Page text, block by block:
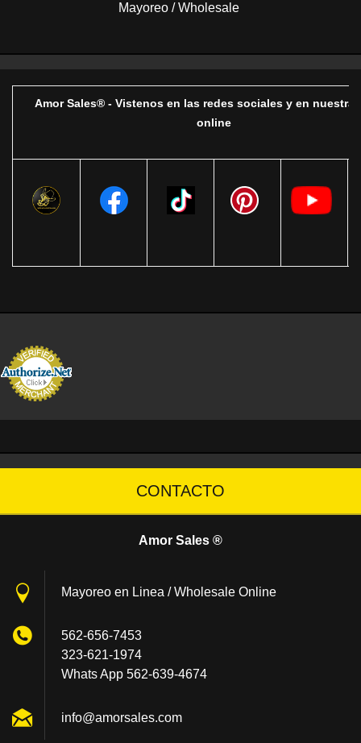
Mayoreo / Wholesale
Amor Sales® - Vistenos en las redes sociales y en nuestra
online
CONTACTO
Amor Sales ®
Mayoreo en Linea / Wholesale Online
562-656-7453
323-621-1974
Whats App 562-639-4674
info@amorsales.com